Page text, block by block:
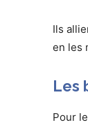
Ils
en les
Les
Pour